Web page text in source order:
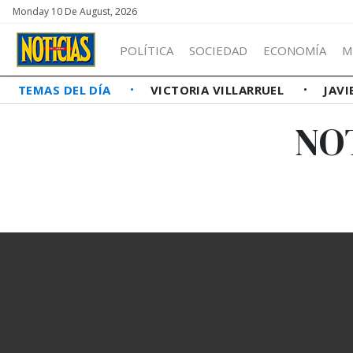
Monday 10 De August, 2026
POLÍTICA SOCIEDAD ECONOMÍA
TEMAS DEL DÍA VICTORIA VILLARRUEL